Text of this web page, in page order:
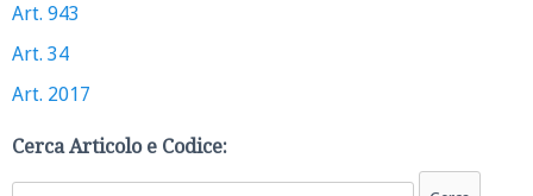
Art. 943
Art. 34
Art. 2017
Cerca Articolo e Codice: